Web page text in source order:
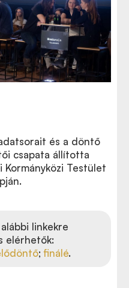
és a döntő
csapata állította
Kormányközi Testület
linkekre
elérhetők:
; finálé.